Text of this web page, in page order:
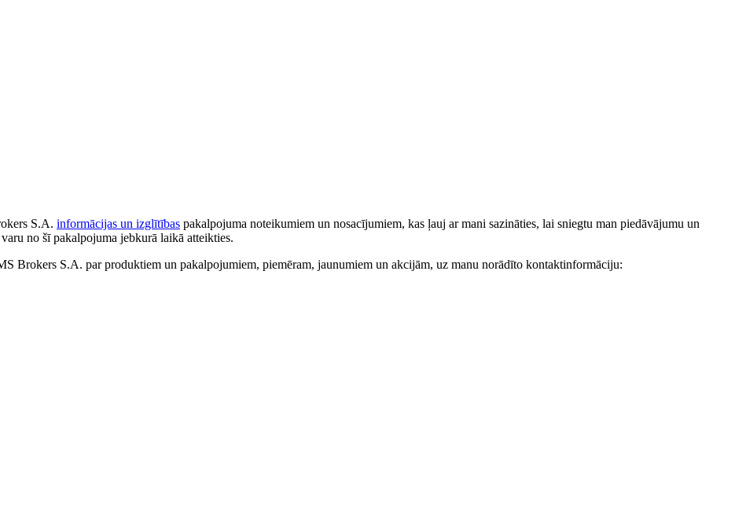
S.A. informācijas un izglītības pakalpojuma noteikumiem un nosacījumiem, kas ļauj ar mani sazināties, lai sniegtu man piedāvājumu un
no šī pakalpojuma jebkurā laikā atteikties.
Brokers S.A. par produktiem un pakalpojumiem, piemēram, jaunumiem un akcijām, uz manu norādīto kontaktinformāciju: